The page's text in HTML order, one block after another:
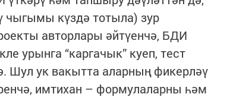
чыгымы күздә тотыла) зур
авторлары әйтүенчә, БДИ
урынга “каргачык” куеп, тест
Шул ук вакытта аларның фикерләү
имтихан – формулаларны һәм